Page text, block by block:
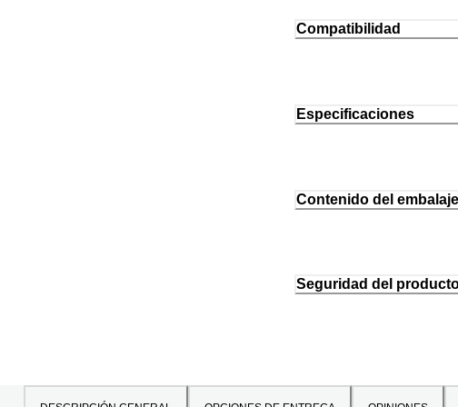
Compatibilidad
Especificaciones
Contenido del embalaje
Seguridad del